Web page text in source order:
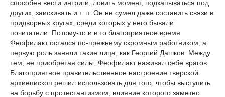
способен вести интриги, ловить момент, подкапываться под
других, заискивать и т. п. Он не сумел даже составить связи в
придворных кругах, среди которых у него бывали
почитатели. Потому-то и в то благоприятное время
Феофилакт остался по-прежнему скромным работником, а
первую роль заняли такие лица, как Георгий Дашков. Между
тем, не приобретая силы, Феофилакт наживал себе врагов.
Благоприятное правительственное настроение тверской
архиепископ решил использовать для того, чтобы выступить
на борьбу с протестантизмом, влияние которого заметно